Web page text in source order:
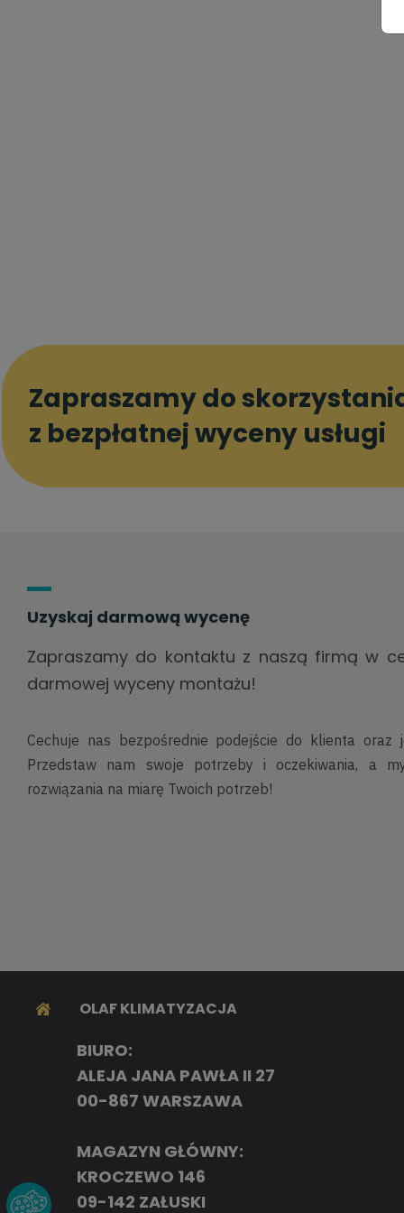
Zapraszamy do
z bezpłatnej wyceny usługi
Uzyskaj darmową wycenę
Zapraszamy do kontaktu z naszą firmą w
darmowej wyceny montażu!
Cechuje nas bezpośrednie podejście do klienta oraz
Przedstaw nam swoje potrzeby i oczekiwania, a
rozwiązania na miarę Twoich potrzeb!
OLAF KLIMATYZACJA
BIURO:
ALEJA JANA PAWŁA II 27
00-867 WARSZAWA
MAGAZYN GŁÓWNY:
KROCZEWO 146
09-142 ZAŁUSKI